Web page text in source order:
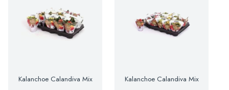
Kalanchoe Calandiva Mix Kalanchoe Calandiva Mix